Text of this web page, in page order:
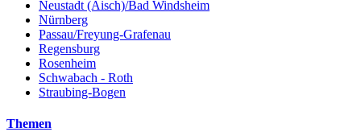
Neustadt (Aisch)/Bad Windsheim
Nürnberg
Passau/Freyung-Grafenau
Regensburg
Rosenheim
Schwabach - Roth
Straubing-Bogen
Themen